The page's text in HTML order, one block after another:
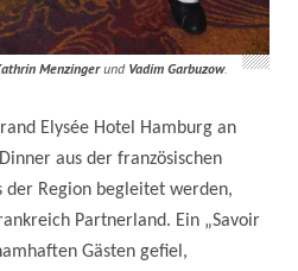
Menzingerund Vadim Garbuzow.
Elysée Hotel Hamburg an
aus der französischen
der Region begleitet werden,
Partnerland. Ein „Savoir
Gästen gefiel,